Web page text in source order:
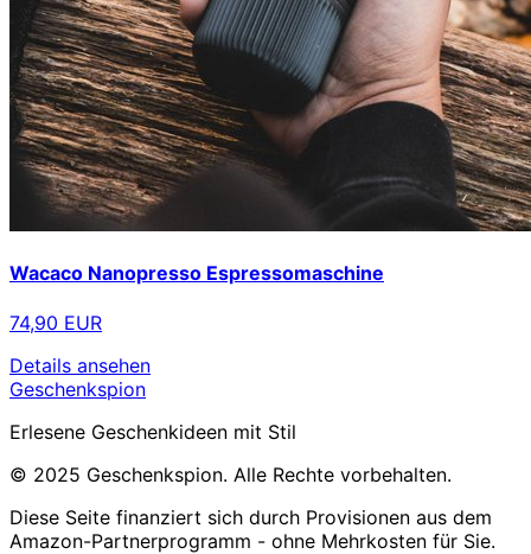
Wacaco Nanopresso Espressomaschine
74,90 EUR
Details ansehen
Geschenkspion
Erlesene Geschenkideen mit Stil
© 2025 Geschenkspion. Alle Rechte vorbehalten.
Diese Seite finanziert sich durch Provisionen aus dem
Amazon-Partnerprogramm - ohne Mehrkosten für Sie.